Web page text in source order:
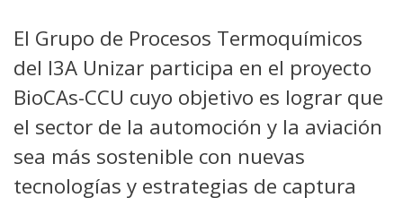
El Grupo de Procesos Termoquímicos
del I3A Unizar participa en el proyecto
BioCAs-CCU cuyo objetivo es lograr que
el sector de la automoción y la aviación
sea más sostenible con nuevas
tecnologías y estrategias de captura